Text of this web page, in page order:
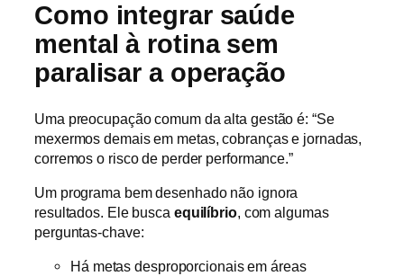
Como integrar saúde
mental à rotina sem
paralisar a operação
Uma preocupação comum da alta gestão é: “Se
mexermos demais em metas, cobranças e jornadas,
corremos o risco de perder performance.”
Um programa bem desenhado não ignora
resultados. Ele busca equilíbrio, com algumas
perguntas-chave:
Há metas desproporcionais em áreas